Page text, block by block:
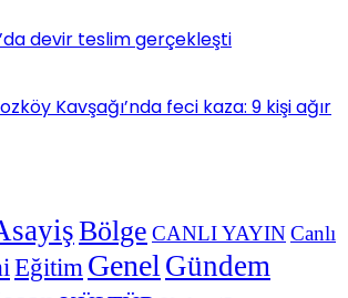
devir teslim gerçekleşti
Kavşağı’nda feci kaza: 9 kişi ağır
Bölge CANLI YAYINCanlı
Eğitim Genel Gündem